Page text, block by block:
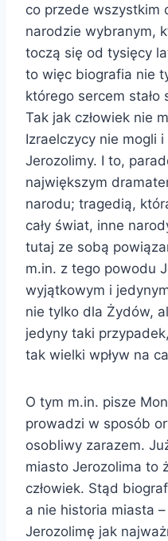
co przede wszystkim
narodzie wybranym,
toczą się od tysięcy
to więc biografia nie
którego sercem stało
Tak jak człowiek nie
Izraelczycy nie mogli
Jerozolimy. I to,
największym
narodu; tragedią,
cały świat, inne
tutaj ze sobą
m.in. z tego powodu
wyjątkowym i
nie tylko dla Żydów,
jedyny taki
tak wielki wpływ na
O tym m.in. pisze
prowadzi w sposób
osobliwy zarazem.
miasto Jerozolima to
człowiek. Stąd
a nie historia miasta
Jerozolimę jak